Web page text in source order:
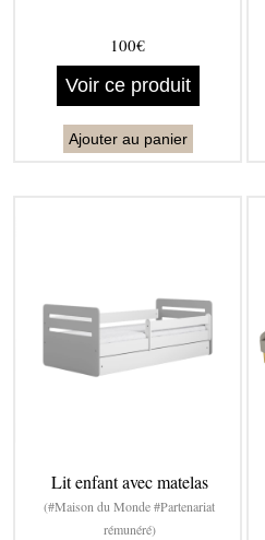
100€
Voir ce produit
Ajouter au panier
Lit enfant avec matelas
(#Maison du Monde #Partenariat
rémunéré)